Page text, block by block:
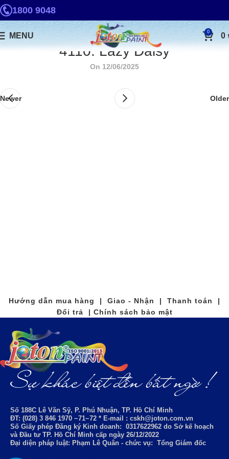
1800 9048
MENU 0 0
4110. Lazy Daisy
On 12/06/2025
Newer Older
Hướng dẫn mua hàng | Giao - Nhận | Thanh toán |
Đổi trả | Chính sách bảo mật
Số 188C Lê Văn Sỹ, P. Phú Nhuận, TP. Hồ Chí Minh
ĐT: (028) 3 846 1970 ~71~72 * E-mail : cskh@joton.com.vn
Số Giấy phép Đăng ký Kinh doanh: 0317622962 do Sở kế hoạch
và Đầu tư TP. Hồ Chí Minh cấp ngày 26/12/2022
Đại diện pháp luật: Phạm Lê Quân - chức vụ: Tổng Giám đốc